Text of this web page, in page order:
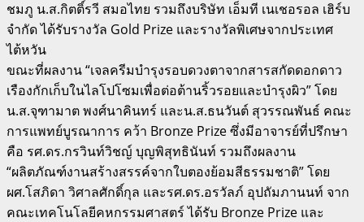
ชมภู น.ส.กิตติ์รวี สมอไทย รวมถึงบริษัท เอ็มที เนเชอรอล เฮิร์บ
จำกัด ได้รับรางวัล Gold Prize และรางวัลพิเศษจากประเทศ
ไต้หวัน
ขณะที่ผลงาน “เจลครีมบำรุงรอบดวงตาจากสารสกัดดอกดาว
เรืองกักเก็บในไลโปโซมเพื่อต่อต้านริ้วรอยและบำรุงผิว” โดย
น.ส.จุฑามาต พงศ์นาคินทร์ และน.ส.ธนวันต์ สุวรรณพันธ์ คณะ
การแพทย์บูรณาการ คว้า Bronze Prize ซึ่งมีอาจารย์ที่ปรึกษา
คือ รศ.ดร.กรวินท์วิชญ์ บุญพิสุทธินันท์ รวมถึงผลงาน
“ผลิตภัณฑ์งานสร้างสรรค์จากใบตองย้อมสีธรรมชาติ” โดย
ผศ.โสภิดา วิศาลศักดิ์กุล และรศ.ดร.อรวัลภ์ อุปถัมภานนท์ จาก
คณะเทคโนโลยีคหกรรมศาสตร์ ได้รับ Bronze Prize และ